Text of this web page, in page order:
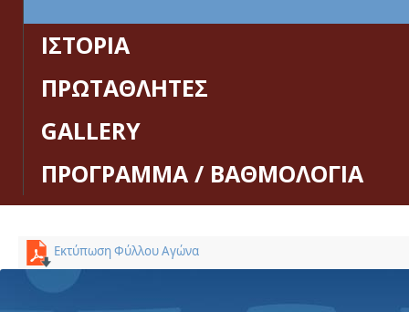
ΙΣΤΟΡΙΑ
ΠΡΩΤΑΘΛΗΤΕΣ
GALLERY
ΠΡΟΓΡΑΜΜΑ / ΒΑΘΜΟΛΟΓΙΑ
Εκτύπωση Φύλλου Αγώνα